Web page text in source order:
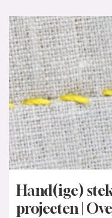
Hand(ige)
projecten |